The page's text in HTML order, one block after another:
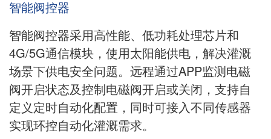
智能阀控器
智能阀控器采用高性能、低功耗处理芯片和
4G/5G通信模块，使用太阳能供电，解决灌溉
场景下供电安全问题。远程通过APP监测电磁
阀开启状态及控制电磁阀开启或关闭，支持自
定义定时自动化配置，同时可接入不同传感器
实现环控自动化灌溉需求。